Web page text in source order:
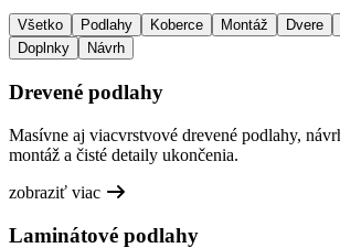
Všetko Podlahy Koberce Montáž Dvere
Doplnky
Návrh
Drevené podlahy
Masívne aj viacvrstvové drevené podlahy,
montáž a čisté detaily ukončenia.
zobraziť viac
Laminátové podlahy